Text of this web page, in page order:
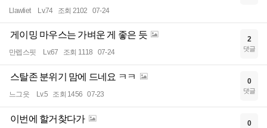
Llawliet Lv.74 조회 2102 07-24
게이밍 마우스는 가벼운 게 좋은 듯
만렙스핏 Lv.67 조회 1118 07-24
2
댓글
스탈존 분위기 맘에 드네요 ㅋㅋ
느그읏 Lv.5 조회 1456 07-23
0
댓글
이번에 할거찾다가 0